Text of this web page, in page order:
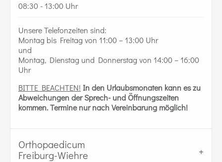
08:30 - 13:00 Uhr
Unsere Telefonzeiten sind:
Montag bis Freitag von 11:00 – 13:00 Uhr
und
Montag, Dienstag und Donnerstag von 14:00 – 16:00
Uhr
BITTE BEACHTEN! In den Urlaubsmonaten kann es zu
Abweichungen der Sprech- und Öffnungszeiten
kommen.Termine nur nach Vereinbarung möglich!
Orthopaedicum
Freiburg-Wiehre